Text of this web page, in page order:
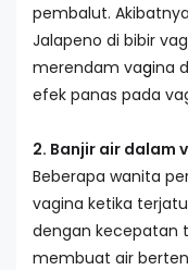
pembalut.
Jalapeno di bibir
merendam vagina
efek panas pada
2. Banjir air dalam
Beberapa wanita
vagina ketika
dengan kecepatan
membuat air